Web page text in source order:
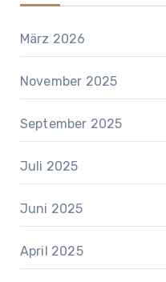
März 2026
November 2025
September 2025
Juli 2025
Juni 2025
April 2025